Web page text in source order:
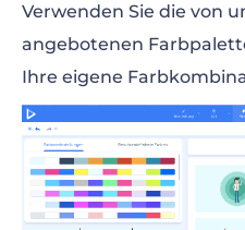
Verwenden Sie die von
angebotenen
Ihre eigene